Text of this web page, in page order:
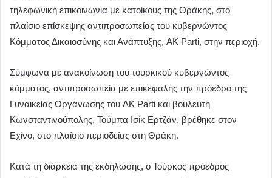
τηλεφωνική επικοινωνία με κατοίκους της Θράκης, στο
πλαίσιο επίσκεψης αντιπροσωπείας του κυβερνώντος
Κόμματος Δικαιοσύνης και Ανάπτυξης, AK Parti, στην περιοχή.
Σύμφωνα με ανακοίνωση του τουρκικού κυβερνώντος
κόμματος, αντιπροσωπεία με επικεφαλής την πρόεδρο της
Γυναικείας Οργάνωσης του AK Parti και βουλευτή
Κωνσταντινούπολης, Τούμπα Ισίκ Ερτζάν, βρέθηκε στον
Εχίνο, στο πλαίσιο περιοδείας στη Θράκη.
Κατά τη διάρκεια της εκδήλωσης, ο Τούρκος πρόεδρος